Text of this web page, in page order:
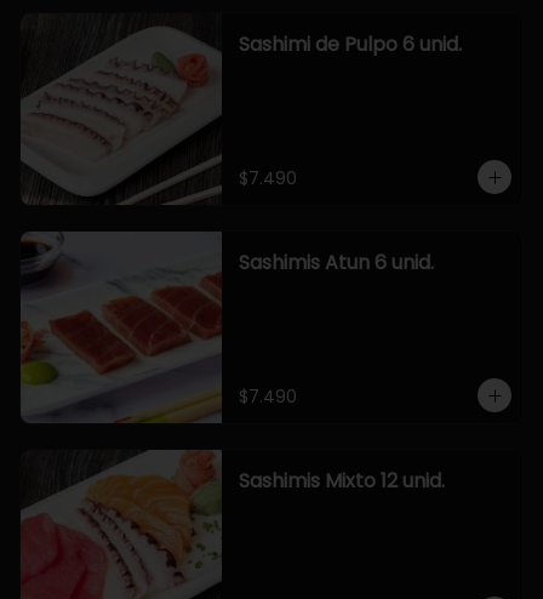
Sashimi de Pulpo 6 unid.
$7.490
Sashimis Atun 6 unid.
$7.490
Sashimis Mixto 12 unid.